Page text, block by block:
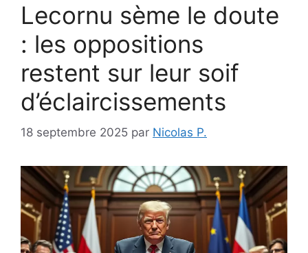
Lecornu sème le doute
: les oppositions
restent sur leur soif
d’éclaircissements
18 septembre 2025 par Nicolas P.